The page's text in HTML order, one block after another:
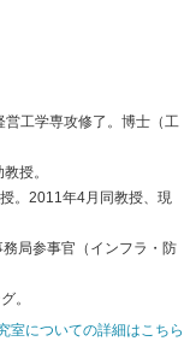
工学専攻修了。博士（工
授。
。2011年4月同教授、現
局参事官（インフラ・防
。
室についての詳細はこちら